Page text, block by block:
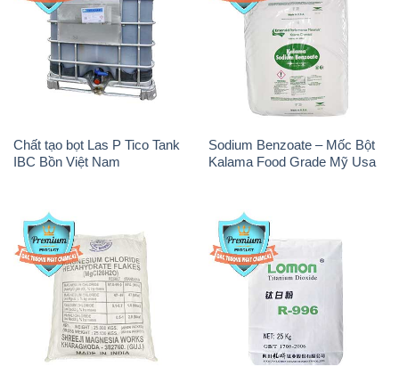
Chất tạo bọt Las P Tico Tank
IBC Bồn Việt Nam
Sodium Benzoate – Mốc Bột
Kalama Food Grade Mỹ Usa